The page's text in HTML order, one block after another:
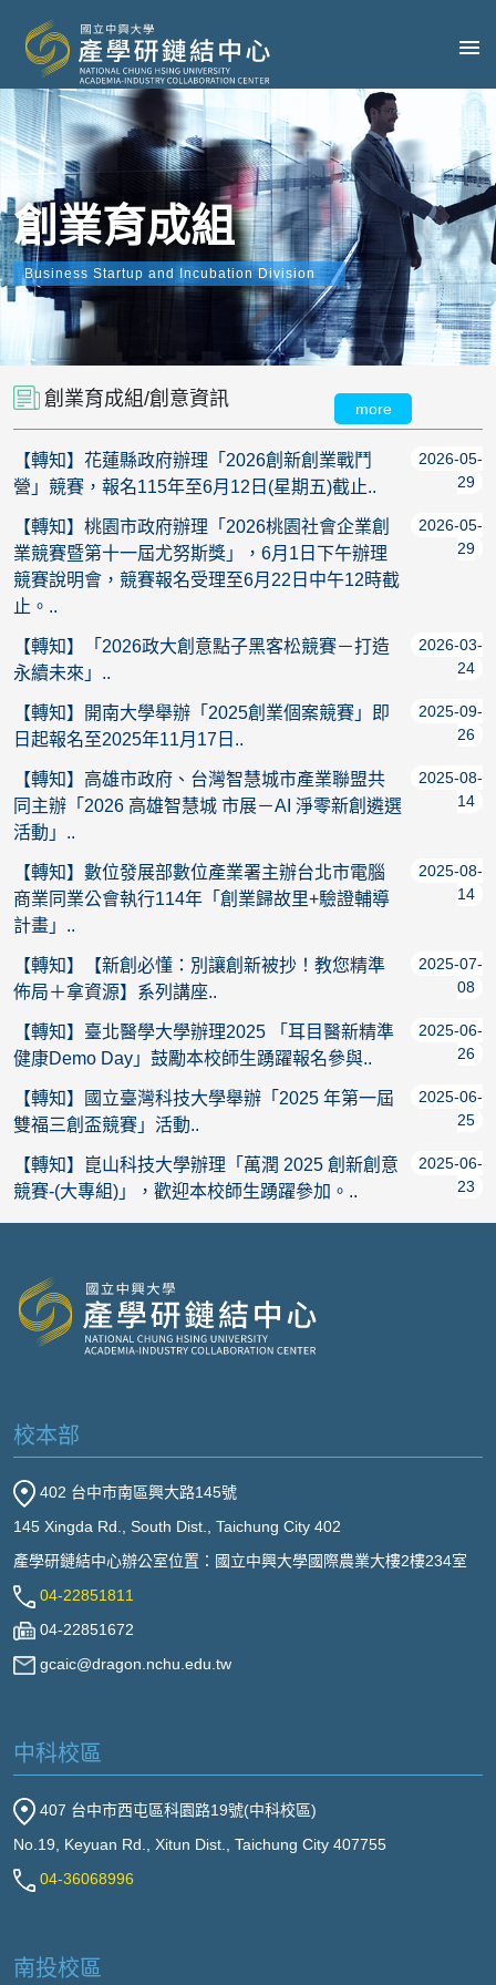
創業育成組
Business Startup and Incubation Division
創業育成組/創意資訊 more
【轉知】花蓮縣政府辦理「2026創新創業戰鬥
營」競賽，報名115年至6月12日(星期五)截止..
2026-05-
29
【轉知】桃園市政府辦理「2026桃園社會企業創
業競賽暨第十一屆尤努斯獎」，6月1日下午辦理
競賽說明會，競賽報名受理至6月22日中午12時截
止。..
2026-05-
29
【轉知】「2026政大創意點子黑客松競賽－打造
永續未來」..
2026-03-
24
【轉知】開南大學舉辦「2025創業個案競賽」即
日起報名至2025年11月17日..
2025-09-
26
【轉知】高雄市政府、台灣智慧城市產業聯盟共
同主辦「2026 高雄智慧城 市展－AI 淨零新創遴選
活動」..
2025-08-
14
【轉知】數位發展部數位產業署主辦台北市電腦
商業同業公會執行114年「創業歸故里+驗證輔導
計畫」..
2025-08-
14
【轉知】【新創必懂：別讓創新被抄！教您精準
佈局＋拿資源】系列講座..
2025-07-
08
【轉知】臺北醫學大學辦理2025 「耳目醫新精準
健康Demo Day」鼓勵本校師生踴躍報名參與..
2025-06-
26
【轉知】國立臺灣科技大學舉辦「2025 年第一屆
雙福三創盃競賽」活動..
2025-06-
25
【轉知】崑山科技大學辦理「萬潤 2025 創新創意
競賽-(大專組)」，歡迎本校師生踴躍參加。..
2025-06-
23
校本部
402 台中市南區興大路145號
145 Xingda Rd., South Dist., Taichung City 402
產學研鏈結中心辦公室位置：國立中興大學國際農業大樓2樓234室
04-22851811
04-22851672
gcaic@dragon.nchu.edu.tw
中科校區
407 台中市西屯區科園路19號(中科校區)
No.19, Keyuan Rd., Xitun Dist., Taichung City 407755
04-36068996
南投校區